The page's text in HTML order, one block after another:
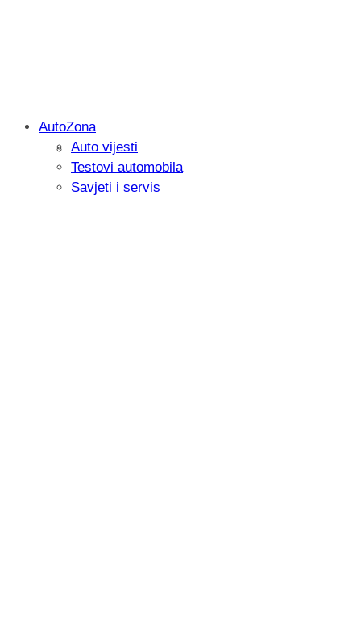
Savjetujemo: Što učiniti kada vaš
AutoZona
Auto vijesti
Testovi automobila
Savjeti i servis